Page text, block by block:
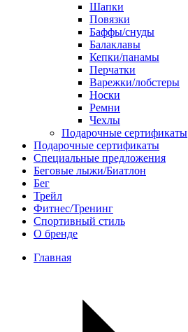
Шапки
Повязки
Баффы/снуды
Балаклавы
Кепки/панамы
Перчатки
Варежки/лобстеры
Носки
Ремни
Чехлы
Подарочные сертификаты
Подарочные сертификаты
Специальные предложения
Беговые лыжи/Биатлон
Бег
Трейл
Фитнес/Тренинг
Спортивный стиль
О бренде
Главная